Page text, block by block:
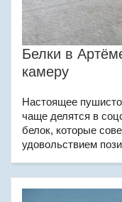
Белки в
камеру
Настоящее
чаще делятся в
белок, которые
удовольствием